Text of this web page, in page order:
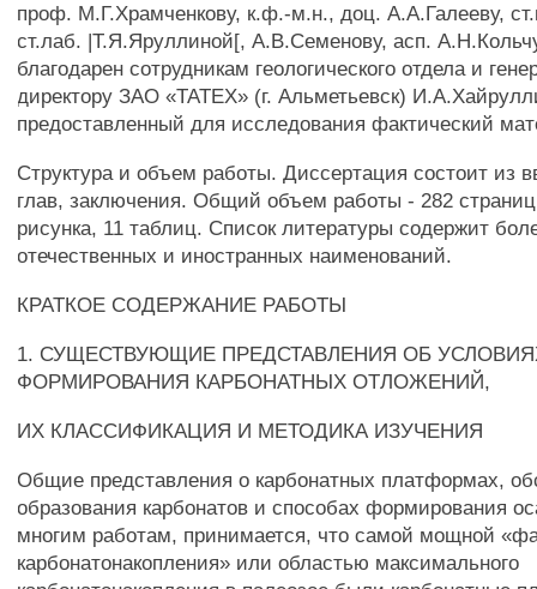
проф. М.Г.Храмченкову, к.ф.-м.н., доц. А.А.Галееву,
ст.лаб. |Т.Я.Яруллиной[, А.В.Семенову, асп.
благодарен сотрудникам геологического отдела и
директору ЗАО «ТАТЕХ» (г. Альметьевск)
предоставленный для исследования фактический
Структура и объем работы. Диссертация состоит из
глав, заключения. Общий объем работы - 282
рисунка, 11 таблиц. Список литературы содержит
отечественных и иностранных наименований.
КРАТКОЕ СОДЕРЖАНИЕ РАБОТЫ
1. СУЩЕСТВУЮЩИЕ ПРЕДСТАВЛЕНИЯ ОБ
ФОРМИРОВАНИЯ КАРБОНАТНЫХ ОТЛОЖЕНИЙ,
ИХ КЛАССИФИКАЦИЯ И МЕТОДИКА ИЗУЧЕНИЯ
Общие представления о карбонатных платформах,
образования карбонатов и способах формирования
многим работам, принимается, что самой мощной
карбонатонакопления» или областью максимального